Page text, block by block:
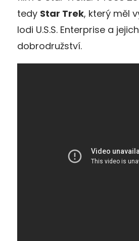
tedy Star Trek, který měl
lodi U.S.S. Enterprise a
dobrodružství.